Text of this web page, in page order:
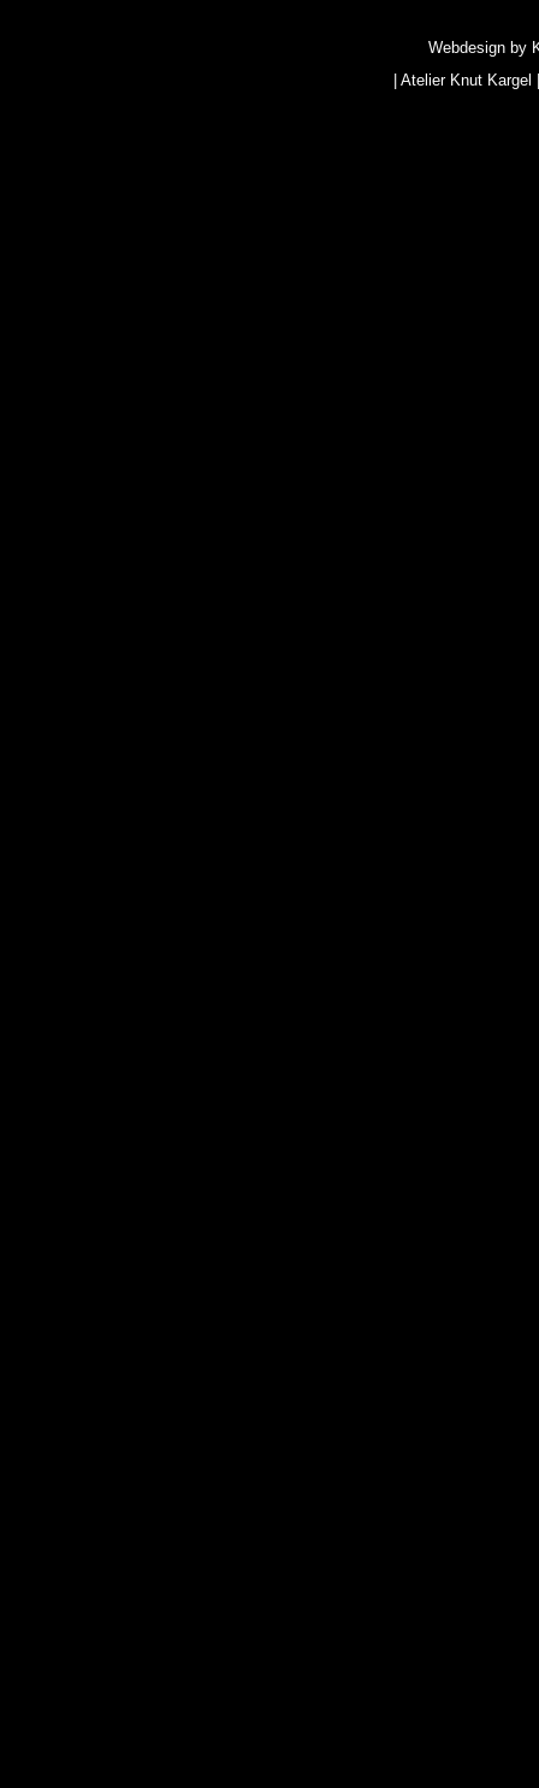
Webdesign by
|Atelier Knut Kargel